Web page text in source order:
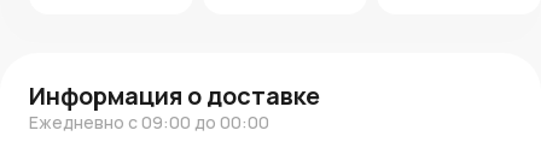
Информация о доставке
Ежедневно с 09:00 до 00:00